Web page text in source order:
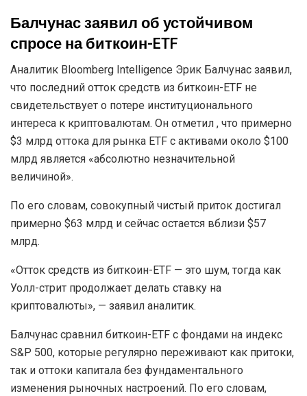
Балчунас заявил об устойчивом
спросе на биткоин-ETF
Аналитик Bloomberg Intelligence Эрик Балчунас заявил,
что последний отток средств из биткоин-ETF не
свидетельствует о потере институционального
интереса к криптовалютам. Он отметил , что примерно
$3 млрд оттока для рынка ETF с активами около $100
млрд является «абсолютно незначительной
величиной».
По его словам, совокупный чистый приток достигал
примерно $63 млрд и сейчас остается вблизи $57
млрд.
«Отток средств из биткоин-ETF — это шум, тогда как
Уолл-стрит продолжает делать ставку на
криптовалюты», — заявил аналитик.
Балчунас сравнил биткоин-ETF с фондами на индекс
S&P 500, которые регулярно переживают как притоки,
так и оттоки капитала без фундаментального
изменения рыночных настроений. По его словам,